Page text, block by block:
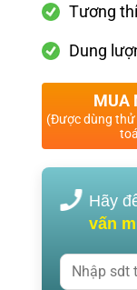
Tương
Dung
MUA
(Được dùng
Hãy
vấn